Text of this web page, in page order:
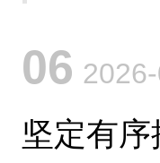
06
坚定有